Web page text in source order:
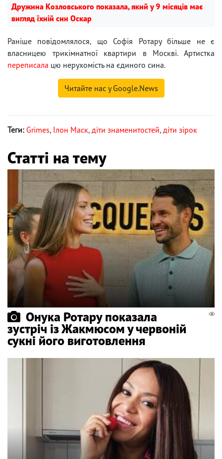
Дружина Козловського показала, який у 9 місяців має
вигляд їхній син Оскар
Раніше повідомлялося, що Софія Ротару більше не є
власницею трикімнатної квартири в Москві. Артистка
переписала цю нерухомість на єдиного сина.
Читайте нас у Google.News
Теги: Grimes, Ілон Маск, діти знаменитостей, діти зірок
Статті на тему
Онука Ротару показала
зустріч із Жакмюсом у червоній
сукні його виготовлення